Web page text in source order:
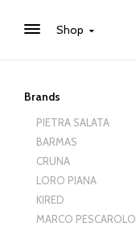
Shop
Brands
PIETRA SALATA
BARMAS
CRUNA
LORO PIANA
KIRED
MARCO PESCAROLO